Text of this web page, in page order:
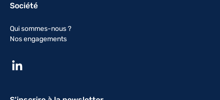
Société
Qui sommes-nous ?
Nos engagements